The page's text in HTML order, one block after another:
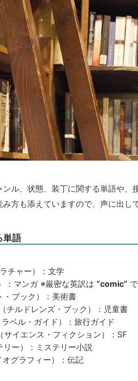
ンル、状態、装丁に関する単語や、
方も添えていますので、声に出し
単語
ラチャー）：文学
：マンガ ※厳密な英訳は “comic”
・ブック）：美術書
（チルドレンズ・ブック）：児童書
ラベル・ガイド）：旅行ガイド
（サイエンス・フィクション）：SF
リー）：ミステリー小説
オグラフィー）：伝記